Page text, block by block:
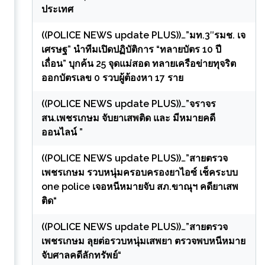
ประเทศ
((POLICE NEWS update PLUS))…”มท.3″รมช. เจ
เศรษฐ” นำทีมเปิดปฏิบัติการ “ทลายบัตร 10 ปี
เถื่อน” บุกค้น 25 จุดแม่สอด ทลายเครือข่ายทุจริต
ออกบัตรเลข 0 รวบผู้ต้องหา 17 ราย
((POLICE NEWS update PLUS))…”จราจร
สน.เพชรเกษม จับยาเสพติด และ มีหมายคดี
ออนไลน์ ”
((POLICE NEWS update PLUS))…”สายตรวจ
เพชรเกษม รวบหนุ่มครอบครองยาไอซ์ เช็คระบบ
one police เจอหนีหมายจับ สภ.ขาณุฯ คดียาเสพ
ติด“
((POLICE NEWS update PLUS))…”สายตรวจ
เพชรเกษม ลุยต่อรวบหนุ่มเสพยา ตรวจพบหนีหมาย
จับศาลคดีลักทรัพย์“